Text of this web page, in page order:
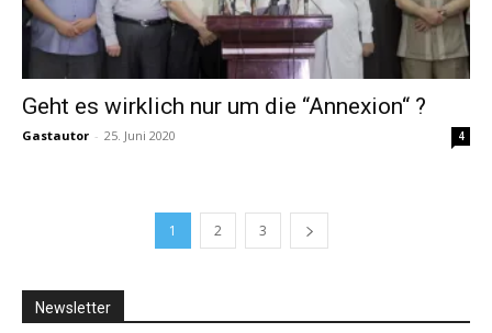
Geht es wirklich nur um die “Annexion“ ?
Gastautor - 25. Juni 2020 4
1 2 3
Newsletter